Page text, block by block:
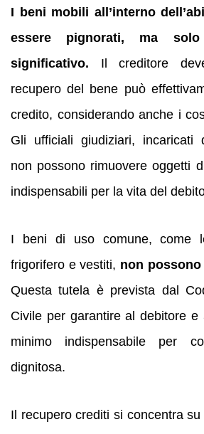
I beni mobili all’interno
essere pignorati, ma
significativo. Il creditore
recupero del bene può
credito, considerando anche i
Gli ufficiali giudiziari, incaricati
non possono rimuovere oggetti
indispensabili per la vita del
I beni di uso comune, come
frigorifero e vestiti, non
Questa tutela è prevista dal
Civile per garantire al debitore e
minimo indispensabile per
dignitosa.
Il recupero crediti si concentra su